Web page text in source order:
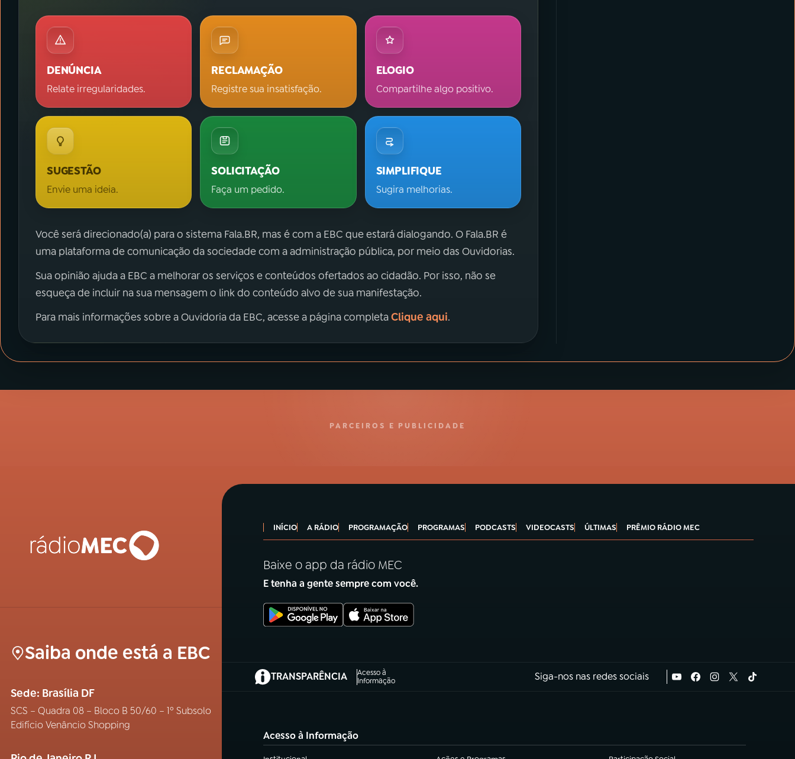
DENÚNCIA
Relate irregularidades.
RECLAMAÇÃO
Registre sua insatisfação.
ELOGIO
Compartilhe algo positivo.
SUGESTÃO
Envie uma ideia.
SOLICITAÇÃO
Faça um pedido.
SIMPLIFIQUE
Sugira melhorias.
Você será direcionado(a) para o sistema Fala.BR, mas é com a EBC que estará dialogando. O Fala.BR é
uma plataforma de comunicação da sociedade com a administração pública, por meio das Ouvidorias.
Sua opinião ajuda a EBC a melhorar os serviços e conteúdos ofertados ao cidadão. Por isso, não se
esqueça de incluir na sua mensagem o link do conteúdo alvo de sua manifestação.
Para mais informações sobre a Ouvidoria da EBC, acesse a página completaClique aqui.
PARCEIROS E PUBLICIDADE
Saiba onde está a EBC
Sede: Brasília DF
SCS – Quadra 08 – Bloco B 50/60 – 1º Subsolo
Edifício Venâncio Shopping
INÍCIO A RÁDIO PROGRAMAÇÃO PROGRAMAS PODCASTS VIDEOCASTS ÚLTIMAS PRÊMIO RÁDIO MEC
Baixe o app da rádio MEC
E tenha a gente sempre com você.
TRANSPARÊNCIA
Acesso à
Informação
(abre em nova aba) Siga-nos nas redes sociais
Acesso à Informação